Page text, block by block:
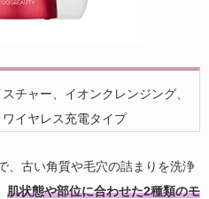
チャー、イオンクレンジング、
イヤレス充電タイプ
、古い角質や毛穴の詰まりを洗浄
肌状態や部位に合わせた2種類のモ